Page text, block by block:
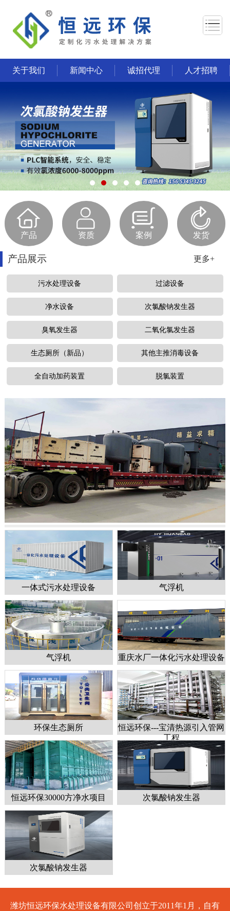
关于我们 新闻中心 诚招代理 人才招聘
1
产品 资质 案例 发货
产品展示 更多+
污水处理设备 过滤设备
净水设备 次氯酸钠发生器
臭氧发生器 二氧化氯发生器
生态厕所（新品） 其他主推消毒设备
全自动加药装置 脱氯装置
一体式污水处理设备 气浮机
气浮机 重庆水厂一体化污水处理设备
环保生态厕所
恒远环保---宝清热源引入管网
工程
恒远环保30000方净水项目 次氯酸钠发生器
次氯酸钠发生器
潍坊恒远环保水处理设备有限公司创立于2011年1月，自有